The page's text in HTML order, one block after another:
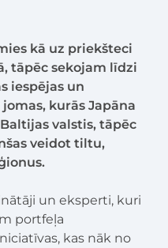
kā uz priekšteci
tāpēc sekojam līdzi
iespējas un
kurās Japāna
valstis, tāpēc
veidot tiltu,
un eksperti, kuri
portfeļa
kas nāk no